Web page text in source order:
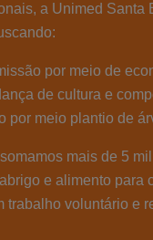
a Unimed Santa
por meio de
de cultura e
por meio plantio de
mais de 5
e alimento
trabalho voluntário e